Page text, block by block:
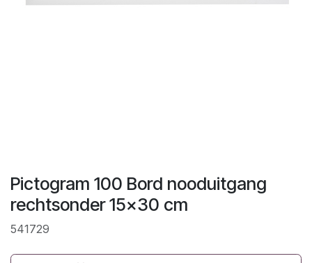
Pictogram 100 Bord nooduitgang
rechtsonder 15x30 cm
541729